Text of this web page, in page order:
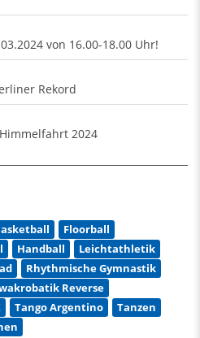
von 16.00-18.00 Uhr!
Rekord
Himmelfahrt 2024
Floorball
Handball
Leichtathletik
Rhythmische Gymnastik
Reverse
Tango Argentino
Tanzen